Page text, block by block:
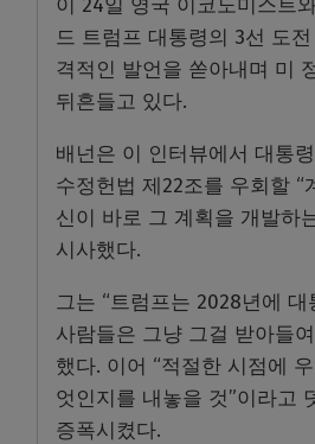
이 24일 영국 이코노미스트
드 트럼프 대통령의 3선 도
격적인 발언을 쏟아내며 미
뒤흔들고 있다.
배넌은 이 인터뷰에서 대통
수정헌법 제22조를 우회할 “
신이 바로 그 계획을 개발하
시사했다.
그는 “트럼프는 2028년에
사람들은 그냥 그걸 받아들
했다. 이어 “적절한 시점에
엇인지를 내놓을 것”이라고
증폭시켰다.